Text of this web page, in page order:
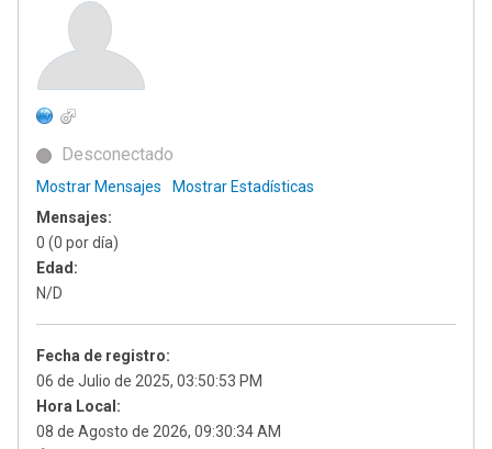
Desconectado
Mostrar Mensajes
Mostrar Estadísticas
Mensajes:
0 (0 por día)
Edad:
N/D
Fecha de registro:
06 de Julio de 2025, 03:50:53 PM
Hora Local:
08 de Agosto de 2026, 09:30:34 AM